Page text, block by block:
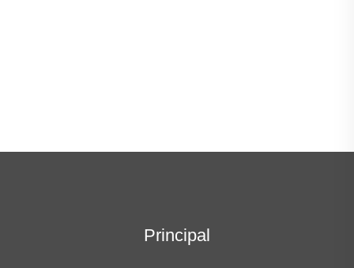
Principal